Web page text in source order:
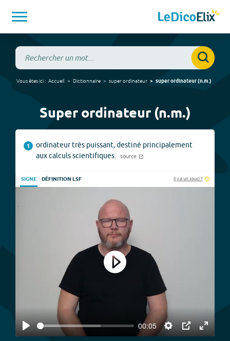
Vous êtes ici : Accueil Dictionnaire super ordinateur super ordinateur(n.m.)
Super ordinateur (n.m.)
1
ordinateur très puissant, destiné principalement
aux calculs scientifiques.
source
SIGNE DÉFINITION LSF Il y a un souci ?
Play
00:05
Settings
PIP
Enter
Play